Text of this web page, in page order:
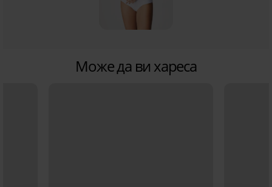
Може да ви хареса